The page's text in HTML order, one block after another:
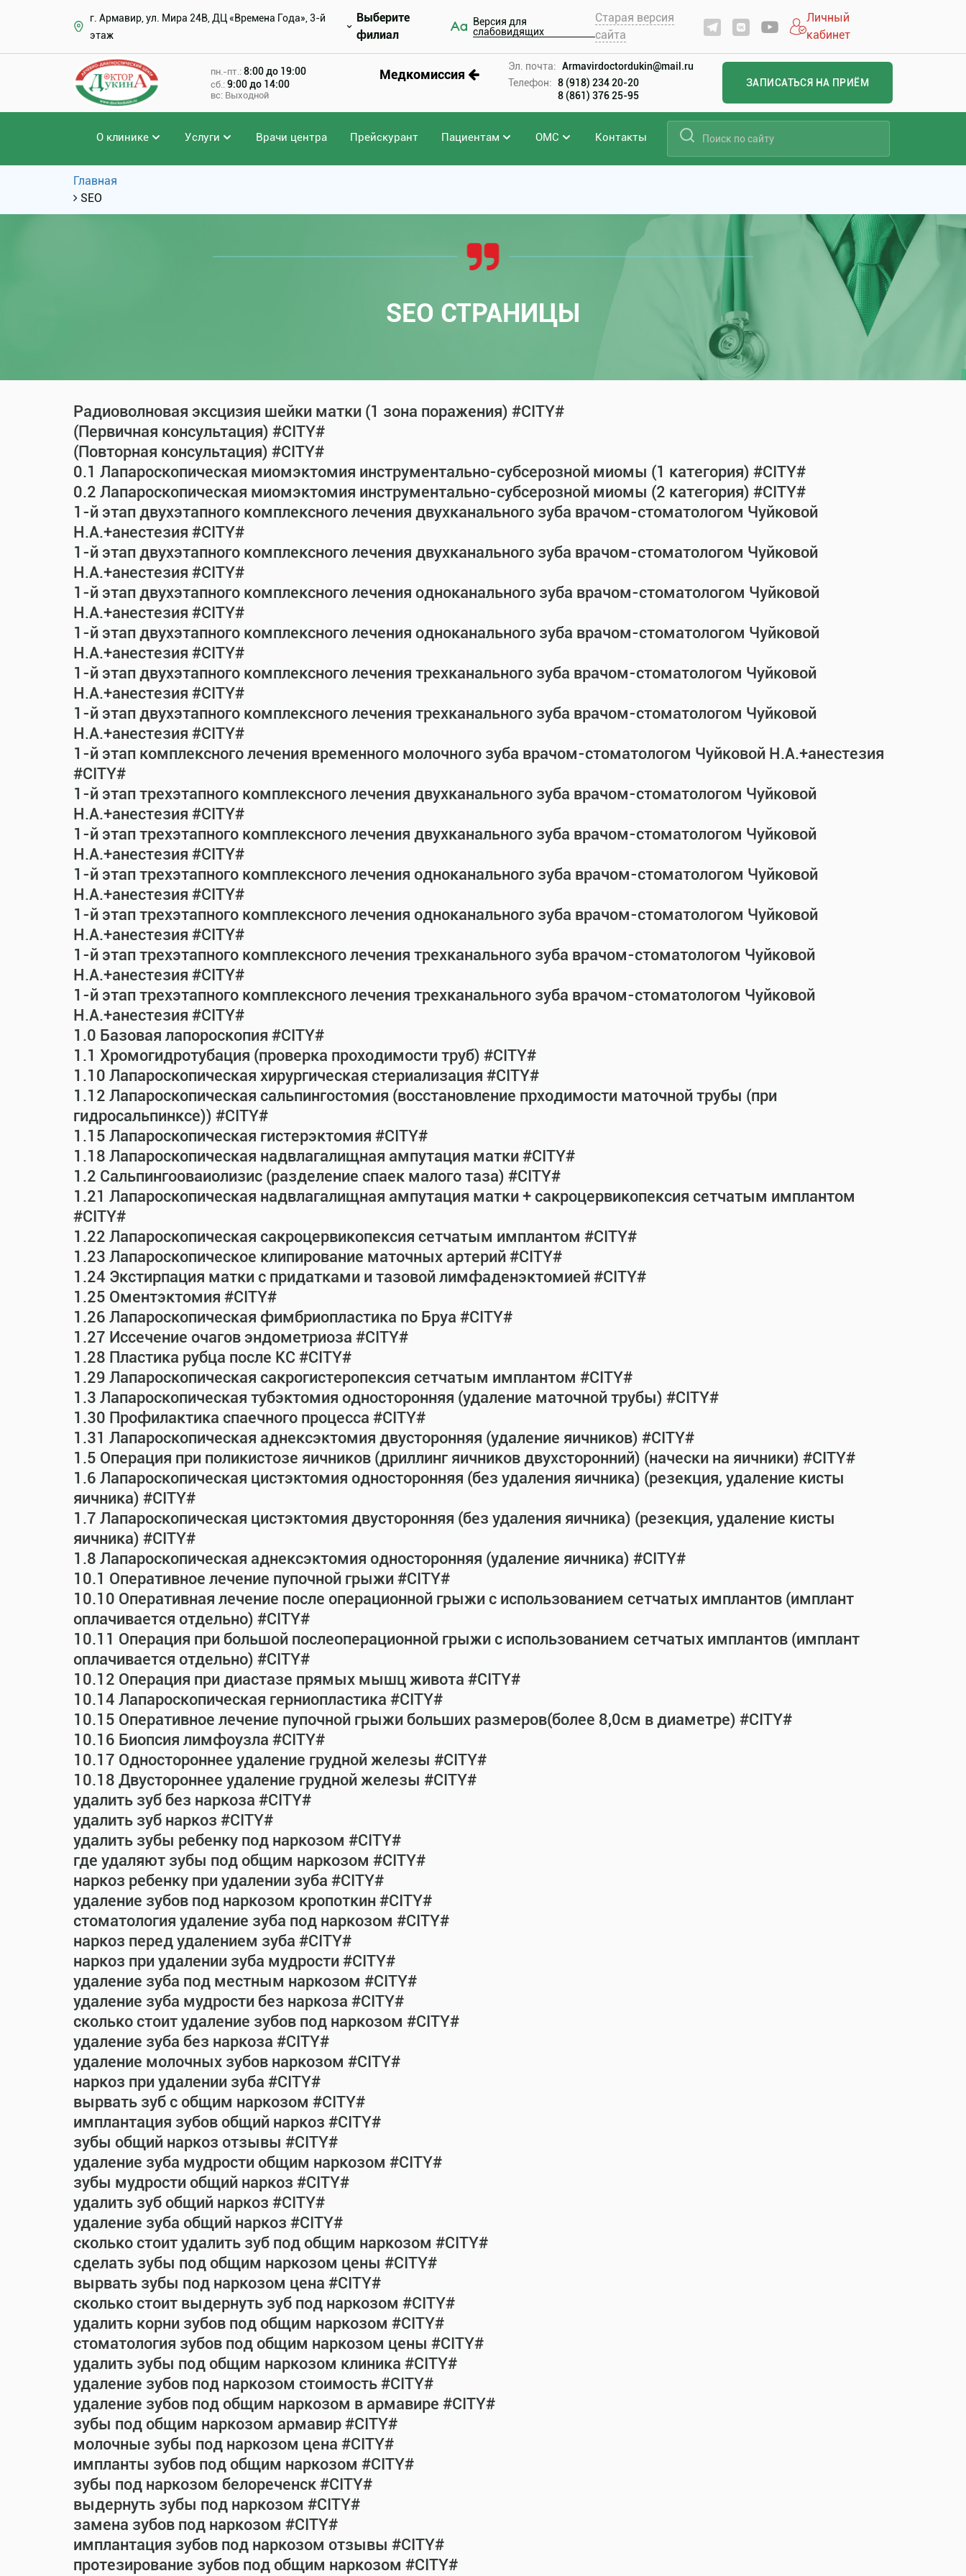
г. Армавир, ул. Мира 24В, ДЦ «Времена Года», 3-й
этаж
Выберите
филиал
Версия для
слабовидящих
Старая версия
сайта
Личный
кабинет
пн.-пт.:8:00 до 19:00
сб.:9:00 до 14:00
вс: Выходной
Медкомиссия
Эл. почта: Armavirdoctordukin@mail.ru
Телефон: 8 (918) 234 20-20
8 (861) 376 25-95
ЗАПИСАТЬСЯ НА ПРИЁМ
О клинике Услуги Врачи центра Прейскурант Пациентам ОМС Контакты
Главная
SEO
SEO СТРАНИЦЫ
Радиоволновая эксцизия шейки матки (1 зона поражения) #CITY#
(Первичная консультация) #CITY#
(Повторная консультация) #CITY#
0.1 Лапароскопическая миомэктомия инструментально-субсерозной миомы (1 категория) #CITY#
0.2 Лапароскопическая миомэктомия инструментально-субсерозной миомы (2 категория) #CITY#
1-й этап двухэтапного комплексного лечения двухканального зуба врачом-стоматологом Чуйковой
Н.А.+анестезия #CITY#
1-й этап двухэтапного комплексного лечения двухканального зуба врачом-стоматологом Чуйковой
Н.А.+анестезия #CITY#
1-й этап двухэтапного комплексного лечения одноканального зуба врачом-стоматологом Чуйковой
Н.А.+анестезия #CITY#
1-й этап двухэтапного комплексного лечения одноканального зуба врачом-стоматологом Чуйковой
Н.А.+анестезия #CITY#
1-й этап двухэтапного комплексного лечения трехканального зуба врачом-стоматологом Чуйковой
Н.А.+анестезия #CITY#
1-й этап двухэтапного комплексного лечения трехканального зуба врачом-стоматологом Чуйковой
Н.А.+анестезия #CITY#
1-й этап комплексного лечения временного молочного зуба врачом-стоматологом Чуйковой Н.А.+анестезия
#CITY#
1-й этап трехэтапного комплексного лечения двухканального зуба врачом-стоматологом Чуйковой
Н.А.+анестезия #CITY#
1-й этап трехэтапного комплексного лечения двухканального зуба врачом-стоматологом Чуйковой
Н.А.+анестезия #CITY#
1-й этап трехэтапного комплексного лечения одноканального зуба врачом-стоматологом Чуйковой
Н.А.+анестезия #CITY#
1-й этап трехэтапного комплексного лечения одноканального зуба врачом-стоматологом Чуйковой
Н.А.+анестезия #CITY#
1-й этап трехэтапного комплексного лечения трехканального зуба врачом-стоматологом Чуйковой
Н.А.+анестезия #CITY#
1-й этап трехэтапного комплексного лечения трехканального зуба врачом-стоматологом Чуйковой
Н.А.+анестезия #CITY#
1.0 Базовая лапороскопия #CITY#
1.1 Хромогидротубация (проверка проходимости труб) #CITY#
1.10 Лапароскопическая хирургическая стериализация #CITY#
1.12 Лапароскопическая сальпингостомия (восстановление прходимости маточной трубы (при
гидросальпинксе)) #CITY#
1.15 Лапароскопическая гистерэктомия #CITY#
1.18 Лапароскопическая надвлагалищная ампутация матки #CITY#
1.2 Сальпингооваиолизис (разделение спаек малого таза) #CITY#
1.21 Лапароскопическая надвлагалищная ампутация матки + сакроцервикопексия сетчатым имплантом
#CITY#
1.22 Лапароскопическая сакроцервикопексия сетчатым имплантом #CITY#
1.23 Лапароскопическое клипирование маточных артерий #CITY#
1.24 Экстирпация матки с придатками и тазовой лимфаденэктомией #CITY#
1.25 Оментэктомия #CITY#
1.26 Лапароскопическая фимбриопластика по Бруа #CITY#
1.27 Иссечение очагов эндометриоза #CITY#
1.28 Пластика рубца после КС #CITY#
1.29 Лапароскопическая сакрогистеропексия сетчатым имплантом #CITY#
1.3 Лапароскопическая тубэктомия односторонняя (удаление маточной трубы) #CITY#
1.30 Профилактика спаечного процесса #CITY#
1.31 Лапароскопическая аднексэктомия двусторонняя (удаление яичников) #CITY#
1.5 Операция при поликистозе яичников (дриллинг яичников двухсторонний) (начески на яичники) #CITY#
1.6 Лапароскопическая цистэктомия односторонняя (без удаления яичника) (резекция, удаление кисты
яичника) #CITY#
1.7 Лапароскопическая цистэктомия двусторонняя (без удаления яичника) (резекция, удаление кисты
яичника) #CITY#
1.8 Лапароскопическая аднексэктомия односторонняя (удаление яичника) #CITY#
10.1 Оперативное лечение пупочной грыжи #CITY#
10.10 Оперативная лечение после операционной грыжи с использованием сетчатых имплантов (имплант
оплачивается отдельно) #CITY#
10.11 Операция при большой послеоперационной грыжи с использованием сетчатых имплантов (имплант
оплачивается отдельно) #CITY#
10.12 Операция при диастазе прямых мышц живота #CITY#
10.14 Лапароскопическая герниопластика #CITY#
10.15 Оперативное лечение пупочной грыжи больших размеров(более 8,0см в диаметре) #CITY#
10.16 Биопсия лимфоузла #CITY#
10.17 Одностороннее удаление грудной железы #CITY#
10.18 Двустороннее удаление грудной железы #CITY#
удалить зуб без наркоза #CITY#
удалить зуб наркоз #CITY#
удалить зубы ребенку под наркозом #CITY#
где удаляют зубы под общим наркозом #CITY#
наркоз ребенку при удалении зуба #CITY#
удаление зубов под наркозом кропоткин #CITY#
стоматология удаление зуба под наркозом #CITY#
наркоз перед удалением зуба #CITY#
наркоз при удалении зуба мудрости #CITY#
удаление зуба под местным наркозом #CITY#
удаление зуба мудрости без наркоза #CITY#
сколько стоит удаление зубов под наркозом #CITY#
удаление зуба без наркоза #CITY#
удаление молочных зубов наркозом #CITY#
наркоз при удалении зуба #CITY#
вырвать зуб с общим наркозом #CITY#
имплантация зубов общий наркоз #CITY#
зубы общий наркоз отзывы #CITY#
удаление зуба мудрости общим наркозом #CITY#
зубы мудрости общий наркоз #CITY#
удалить зуб общий наркоз #CITY#
удаление зуба общий наркоз #CITY#
сколько стоит удалить зуб под общим наркозом #CITY#
сделать зубы под общим наркозом цены #CITY#
вырвать зубы под наркозом цена #CITY#
сколько стоит выдернуть зуб под наркозом #CITY#
удалить корни зубов под общим наркозом #CITY#
стоматология зубов под общим наркозом цены #CITY#
удалить зубы под общим наркозом клиника #CITY#
удаление зубов под наркозом стоимость #CITY#
удаление зубов под общим наркозом в армавире #CITY#
зубы под общим наркозом армавир #CITY#
молочные зубы под наркозом цена #CITY#
импланты зубов под общим наркозом #CITY#
зубы под наркозом белореченск #CITY#
выдернуть зубы под наркозом #CITY#
замена зубов под наркозом #CITY#
имплантация зубов под наркозом отзывы #CITY#
протезирование зубов под общим наркозом #CITY#